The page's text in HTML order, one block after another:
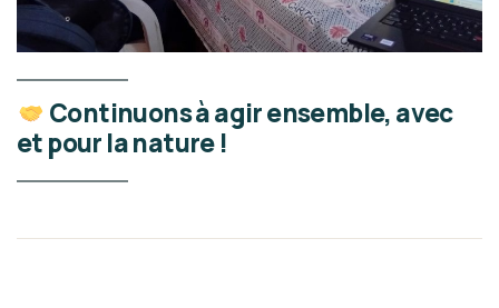
Continuons à agir ensemble, avec
et pour la nature !